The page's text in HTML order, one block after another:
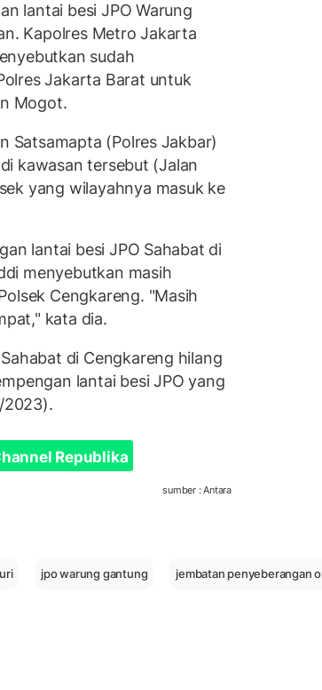
lantai besi JPO Warung
Kapolres Metro Jakarta
sudah
Jakarta Barat untuk
Mogot.
Satsamapta (Polres Jakbar)
kawasan tersebut (Jalan
yang wilayahnya masuk ke
lantai besi JPO Sahabat di
menyebutkan masih
Cengkareng. "Masih
kata dia.
di Cengkareng hilang
lantai besi JPO yang
2023).
Republika
sumber : Antara
jpo warung gantung jembatan penyeberangan